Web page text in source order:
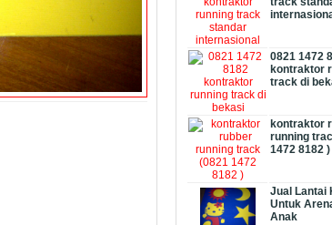
0821 1472
kontraktor
track di
kontraktor
running
1472 8182 )
Jual Lantai
Untuk
Anak